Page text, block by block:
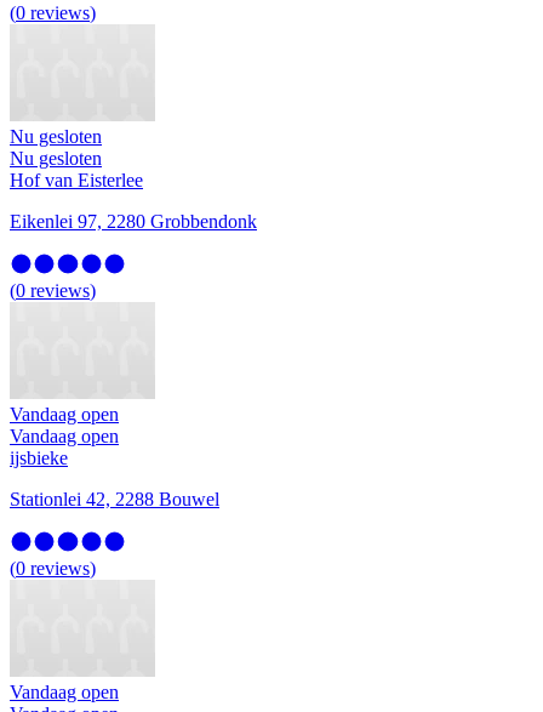
(0 reviews)
Nu gesloten
Nu gesloten
Hof van Eisterlee
Eikenlei 97, 2280 Grobbendonk
(0 reviews)
Vandaag open
Vandaag open
ijsbieke
Stationlei 42, 2288 Bouwel
(0 reviews)
Vandaag open